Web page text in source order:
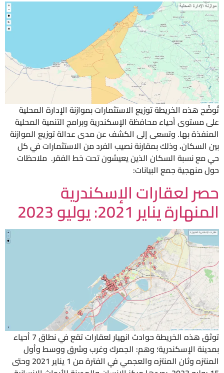
تُوضِّح هذه الخريطة توزيع الاستثمارات بموازنة الإدارة المحلية
على مستوى أحياء محافظة الإسكندرية وبرامج التنمية المحلية
المنفذة بها. وتسعى إلى الكشف عن مدى عدالة توزيع الموازنة
بين السكان، وذلك بمقارنة نصيب الفرد من الاستثمارات في كل
حي مع نسبة السكان الذين يعيشون تحت خط الفقر. ملاحظات
حول منهجية جمع البيانات:
حصر لعقارات الإسكندرية
المنهارة يناير 2021: يوليو 2023
توثق هذه الخريطة حوادث انهيار لعقارات تقع في نطاق 7 أحياء
بمدينة الإسكندرية؛ وهم: الجمرك وغرب وشرق ووسط وأول
المنتزه وثان المنتزه والعجمي في الفترة من 1 يناير 2021 وحتى